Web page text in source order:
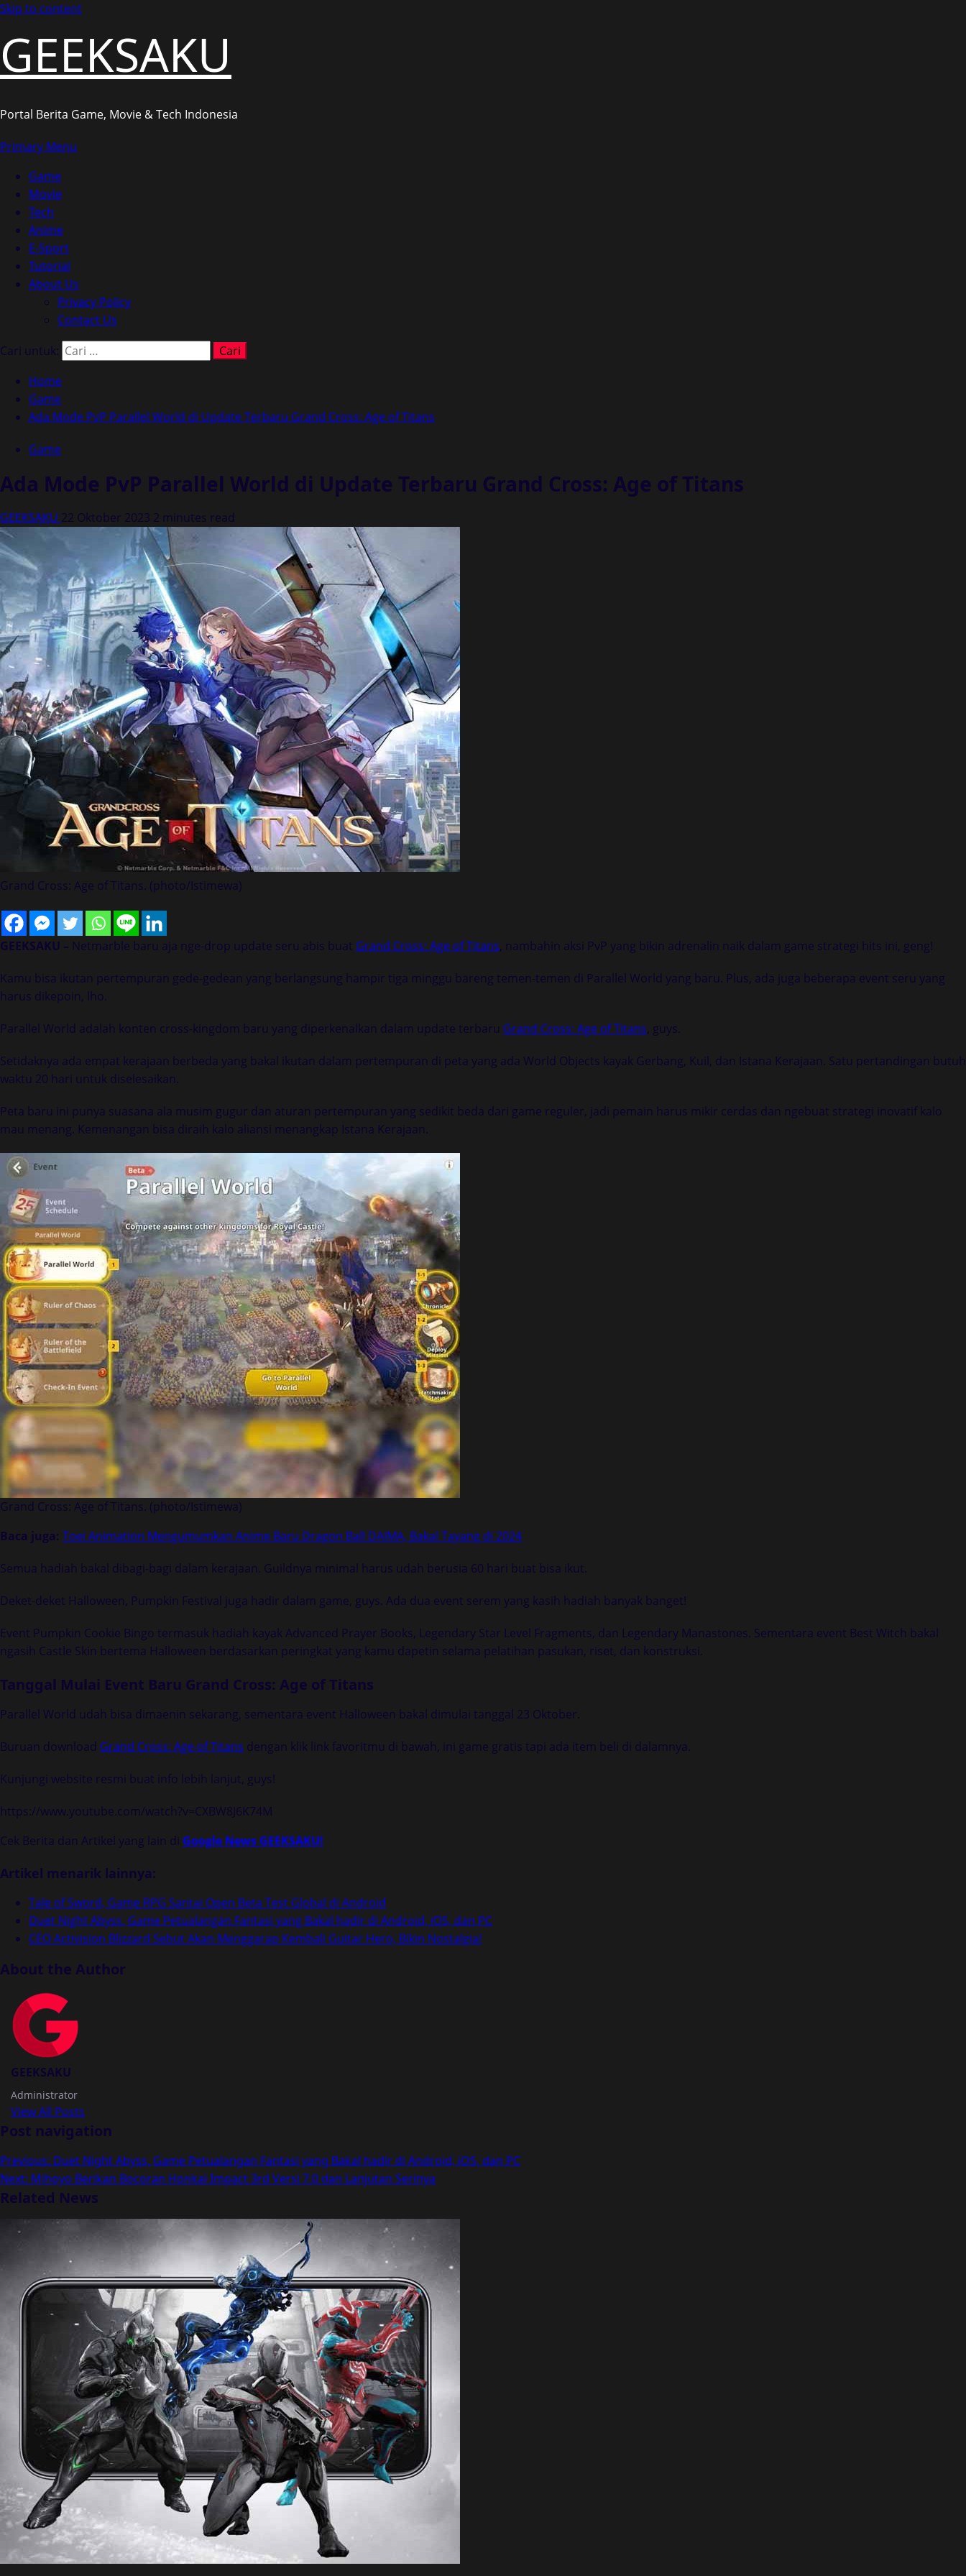
Skip to content
GEEKSAKU
Portal Berita Game, Movie & Tech Indonesia
Primary Menu
Game
Movie
Tech
Anime
E-Sport
Tutorial
About Us
Privacy Policy
Contact Us
Cari untuk:
Home
Game
Ada Mode PvP Parallel World di Update Terbaru Grand Cross: Age of Titans
Game
Ada Mode PvP Parallel World di Update Terbaru Grand Cross: Age of Titans
GEEKSAKU 22 Oktober 2023 2 minutes read
Grand Cross: Age of Titans. (photo/Istimewa)
GEEKSAKU – Netmarble baru aja nge-drop update seru abis buat Grand Cross: Age of Titans, nambahin aksi PvP yang bikin adrenalin naik dalam game strategi hits ini, geng!
Kamu bisa ikutan pertempuran gede-gedean yang berlangsung hampir tiga minggu bareng temen-temen di Parallel World yang baru. Plus, ada juga beberapa event seru yang
harus dikepoin, lho.
Parallel World adalah konten cross-kingdom baru yang diperkenalkan dalam update terbaru Grand Cross: Age of Titans, guys.
Setidaknya ada empat kerajaan berbeda yang bakal ikutan dalam pertempuran di peta yang ada World Objects kayak Gerbang, Kuil, dan Istana Kerajaan. Satu pertandingan butuh
waktu 20 hari untuk diselesaikan.
Peta baru ini punya suasana ala musim gugur dan aturan pertempuran yang sedikit beda dari game reguler, jadi pemain harus mikir cerdas dan ngebuat strategi inovatif kalo
mau menang. Kemenangan bisa diraih kalo aliansi menangkap Istana Kerajaan.
Grand Cross: Age of Titans. (photo/Istimewa)
Baca juga: Toei Animation Mengumumkan Anime Baru Dragon Ball DAIMA, Bakal Tayang di 2024
Semua hadiah bakal dibagi-bagi dalam kerajaan. Guildnya minimal harus udah berusia 60 hari buat bisa ikut.
Deket-deket Halloween, Pumpkin Festival juga hadir dalam game, guys. Ada dua event serem yang kasih hadiah banyak banget!
Event Pumpkin Cookie Bingo termasuk hadiah kayak Advanced Prayer Books, Legendary Star Level Fragments, dan Legendary Manastones. Sementara event Best Witch bakal
ngasih Castle Skin bertema Halloween berdasarkan peringkat yang kamu dapetin selama pelatihan pasukan, riset, dan konstruksi.
Tanggal Mulai Event Baru Grand Cross: Age of Titans
Parallel World udah bisa dimaenin sekarang, sementara event Halloween bakal dimulai tanggal 23 Oktober.
Buruan download Grand Cross: Age of Titans dengan klik link favoritmu di bawah, ini game gratis tapi ada item beli di dalamnya.
Kunjungi website resmi buat info lebih lanjut, guys!
https://www.youtube.com/watch?v=CXBW8J6K74M
Cek Berita dan Artikel yang lain di Google News GEEKSAKU!
Artikel menarik lainnya:
Tale of Sword, Game RPG Santai Open Beta Test Global di Android
Duet Night Abyss, Game Petualangan Fantasi yang Bakal hadir di Android, iOS, dan PC
CEO Activision Blizzard Sebut Akan Menggarap Kembali Guitar Hero, Bikin Nostalgia!
About the Author
GEEKSAKU
Administrator
View All Posts
Post navigation
Previous: Duet Night Abyss, Game Petualangan Fantasi yang Bakal hadir di Android, iOS, dan PC
Next: Mihoyo Berikan Bocoran Honkai Impact 3rd Versi 7.0 dan Lanjutan Serinya
Related News